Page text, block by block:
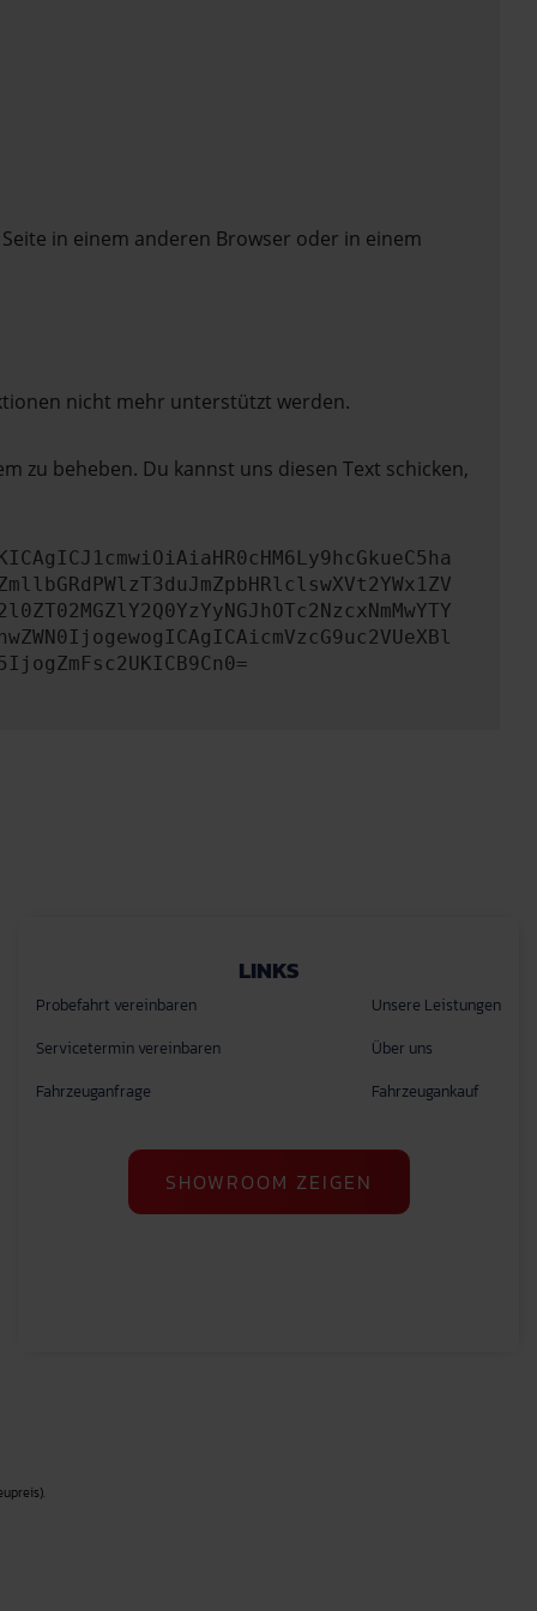
in einem anderen Browser oder in einem
nicht mehr unterstützt werden.
zu beheben. Du kannst uns diesen Text schicken,
LINKS
Probefahrt vereinbaren
Servicetermin vereinbaren
Fahrzeuganfrage
Unsere Leistungen
Über uns
Fahrzeugankauf
SHOWROOM ZEIGEN